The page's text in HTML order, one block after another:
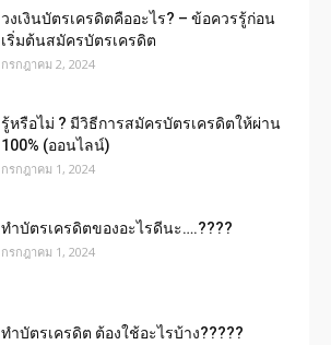
วงเงินบัตรเครดิตคืออะไร? – ข้อควรรู้ก่อน
เริ่มต้นสมัครบัตรเครดิต
กรกฎาคม 2, 2024
รู้หรือไม่ ? มีวิธีการสมัครบัตรเครดิตให้ผ่าน
100% (ออนไลน์)
กรกฎาคม 1, 2024
ทําบัตรเครดิตของอะไรดีนะ….????
กรกฎาคม 1, 2024
ทำบัตรเครดิต ต้องใช้อะไรบ้าง?????